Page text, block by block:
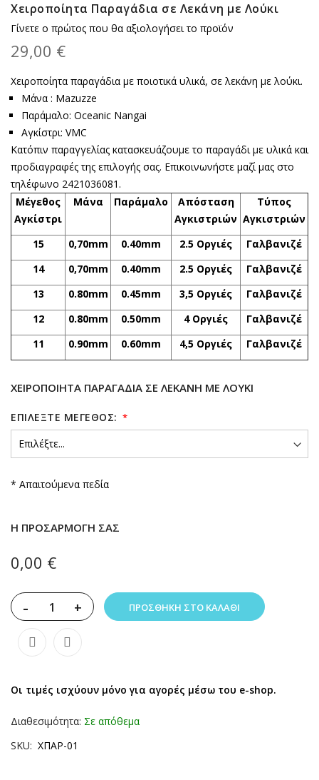
Χειροποίητα Παραγάδια σε Λεκάνη με Λούκι
Γίνετε ο πρώτος που θα αξιολογήσει το προϊόν
29,00 €
Χειροποίητα παραγάδια με ποιοτικά υλικά, σε λεκάνη με λούκι.
Μάνα : Mazuzze
Παράμαλο: Oceanic Nangai
Αγκίστρι: VMC
Κατόπιν παραγγελίας κατασκευάζουμε το παραγάδι με υλικά και
προδιαγραφές της επιλογής σας. Επικοινωνήστε μαζί μας στο
τηλέφωνο 2421036081.
Μέγεθος
Αγκίστρι
Μάνα Παράμαλο
Απόσταση
Αγκιστριών
Τύπος
Αγκιστριών
15
0,70mm 0.40mm 2.5 Οργιές
Γαλβανιζέ
14
0,70mm 0.40mm 2.5 Οργιές
Γαλβανιζέ
13
0.80mm 0.45mm 3,5 Οργιές
Γαλβανιζέ
12
0.80mm 0.50mm 4 Οργιές
Γαλβανιζέ
11
0.90mm 0.60mm 4,5 Οργιές Γαλβανιζέ
ΧΕΙΡΟΠΟΊΗΤΑ ΠΑΡΑΓΆΔΙΑ ΣΕ ΛΕΚΆΝΗ ΜΕ ΛΟΎΚΙ
ΕΠΙΛΈΞΤΕ ΜΈΓΕΘΟΣ:
* Απαιτούμενα πεδία
Η ΠΡΟΣΑΡΜΟΓΉ ΣΑΣ
0,00 €
- + ΠΡΟΣΘΉΚΗ ΣΤΟ ΚΑΛΆΘΙ
Οι τιμές ισχύουν μόνο για αγορές μέσω του e-shop.
Διαθεσιμότητα: Σε απόθεμα
SKU
ΧΠΑΡ-01